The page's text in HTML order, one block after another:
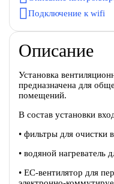
Подключение к wifi
Описание
Установка
предназначена для
помещений.
В состав установки
• фильтры для очистки
• водяной нагреватель
• EC-вентилятор для